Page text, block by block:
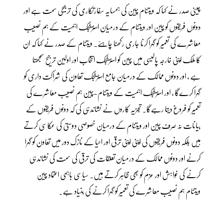
چینی صدر نے کہا کہ ویتنام چین کی ہمسایہ سفارتکاری کی ترجیحی سمت ہے اور
دونوں فریقوں کو چین اور ویتنام کے درمیان اسٹریٹجک اہمیت کے ہم نصیب
معاشرے کی تعمیر کو گہرا کرنا جاری رکھنا چاہئے۔ ویتنام کے صدر نے کہا کہ ان
کا ملک اپنی خارجہ پالیسی میں چین کو اسٹریٹجک انتخاب اور اولین ترجیح سمجھتا
ہے ، اور دونوں ممالک کے درمیان جامع اسٹریٹجک تعاون کی شراکت داری کو
گہرا کرےگا ، اور اسٹریٹجک اہمیت کے ویتنام-چین ہم نصیب معاشرے کی
تعمیر کو فروغ دیتا رہےگا۔ تجزیہ کاروں نے نشاندہی کی کہ دونوں فریقوں کے
بیانات نہ صرف چین اور ویتنام کے درمیان خصوصی دوستی کی عکاسی کرتے
ہیں بلکہ دونوں فریقوں کی اپنی اپنی ترقی اور احیا کے نازک دور میں تعاون کو گہرا
کرنے اور دونوں ممالک کے درمیان تعلقات کی ترقی کی سمت کی نشاندہی
کرنے کی خواہش اور عزم کو بھی ظاہر کرتے ہیں۔ سیاسی باہمی اعتماد چین
ویتنام ہم نصیب معاشرے کی تعمیر کو گہرا کرنے کی بنیاد ہے۔